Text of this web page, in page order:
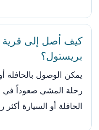
كيف أصل إلى
بريستول؟
يمكن الوصول بالحافلة
رحلة المشي صعوداً في
الحافلة أو السيارة